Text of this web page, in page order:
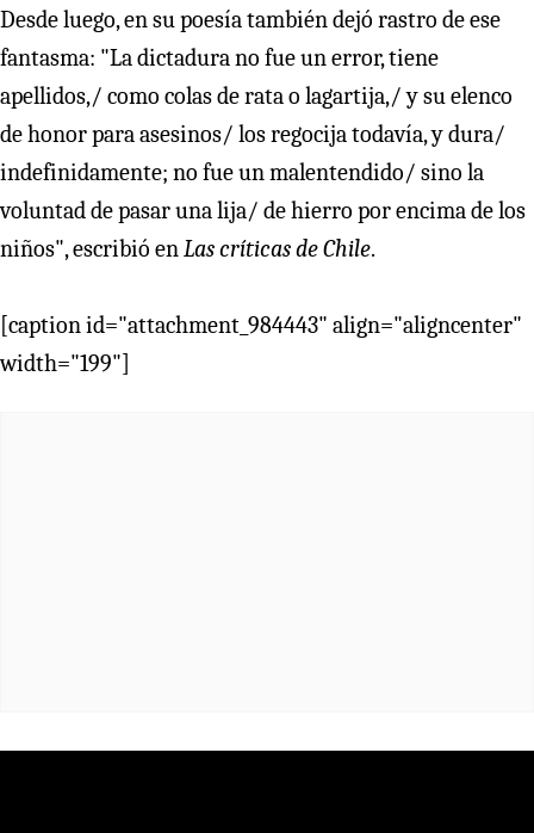
Desde luego, en su poesía también dejó rastro de ese
fantasma: "La dictadura no fue un error, tiene
apellidos,/ como colas de rata o lagartija,/ y su elenco
de honor para asesinos/ los regocija todavía, y dura/
indefinidamente; no fue un malentendido/ sino la
voluntad de pasar una lija/ de hierro por encima de los
niños", escribió enLas críticas de Chile.
[caption id="attachment_984443" align="aligncenter"
width="199"]